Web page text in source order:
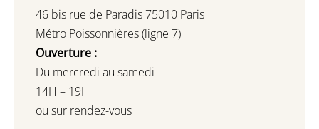
46 bis rue de Paradis 75010 Paris
Métro Poissonnières (ligne 7)
Ouverture :
Du mercredi au samedi
14H – 19H
ou sur rendez-vous